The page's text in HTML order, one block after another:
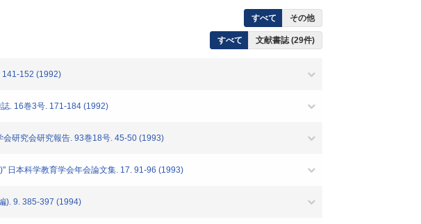
すべて その他
すべて 文献書誌 (29件)
141-152 (1992)
. 16巻3号. 171-184 (1992)
会研究会研究報告. 93巻18号. 45-50 (1993)
日本科学教育学会年会論文集. 17. 91-96 (1993)
). 9. 385-397 (1994)